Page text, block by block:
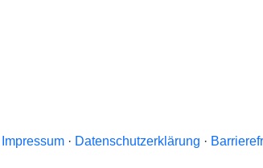
Impressum · Datenschutzerklärung ·